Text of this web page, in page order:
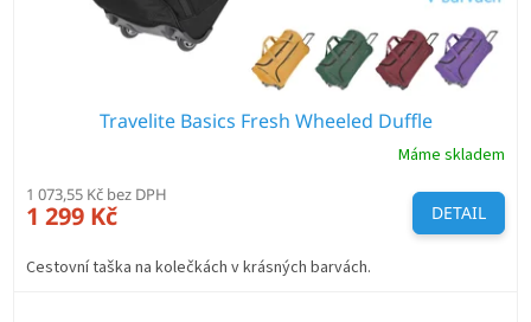
Travelite Basics Fresh Wheeled Duffle
Máme skladem
1 073,55 Kč bez DPH
1 299 Kč DETAIL
Cestovní taška na kolečkách v krásných barvách.